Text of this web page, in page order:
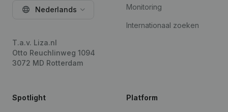
Nederlands
T.a.v. Liza.nl
Otto Reuchlinweg 1094
3072 MD Rotterdam
Monitoring
Internationaal zoeken
Spotlight Platform